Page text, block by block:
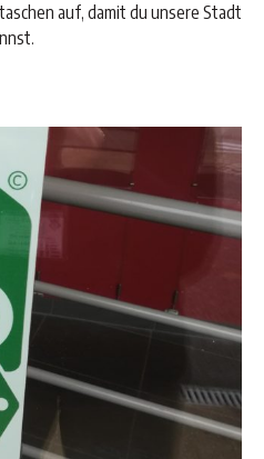
auf, damit du unsere Stadt